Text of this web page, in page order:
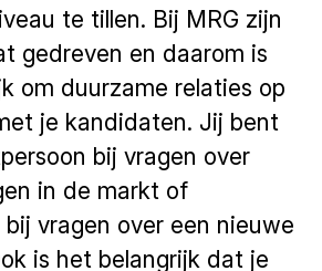
te tillen. Bij MRG zijn
gedreven en daarom is
om duurzame relaties op
je kandidaten. Jij bent
bij vragen over
in de markt of
vragen over een nieuwe
is het belangrijk dat je